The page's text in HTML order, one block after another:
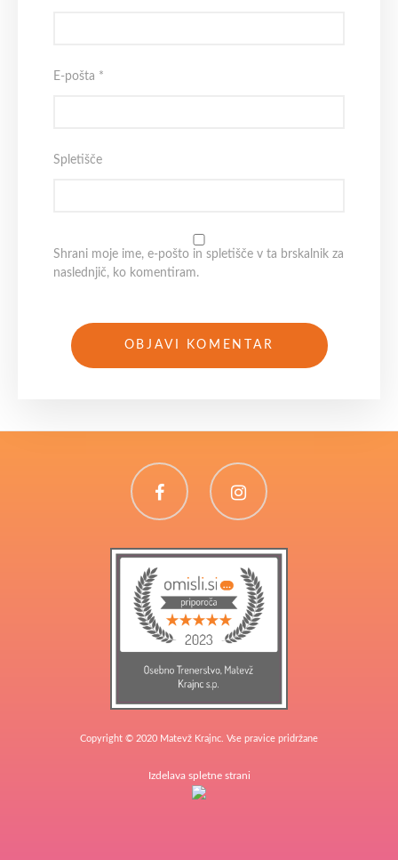
E-pošta *
Spletišče
Shrani moje ime, e-pošto in spletišče v ta brskalnik za
naslednjič, ko komentiram.
Facebook Instagram
Copyright © 2020 Matevž Krajnc. Vse pravice pridržane
Izdelava spletne strani